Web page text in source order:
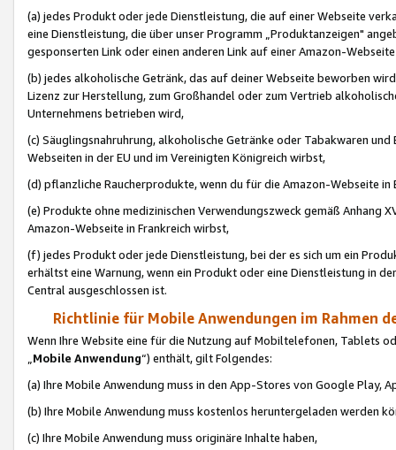
(a) jedes Produkt oder jede Dienstleistung, die auf einer Webseite
eine Dienstleistung, die über unser Programm „Produktanzeigen"
gesponserten Link oder einen anderen Link auf einer Amazon-
(b) jedes alkoholische Getränk, das auf deiner Webseite beworben
Lizenz zur Herstellung, zum Großhandel oder zum Vertrieb
Unternehmens betrieben wird,
(c) Säuglingsnahruhrung, alkoholische Getränke oder Tabakwaren
Webseiten in der EU und im Vereinigten Königreich wirbst,
(d) pflanzliche Raucherprodukte, wenn du für die Amazon-Webseite in
(e) Produkte ohne medizinischen Verwendungszweck gemäß Anhang
Amazon-Webseite in Frankreich wirbst,
(f) jedes Produkt oder jede Dienstleistung, bei der es sich um ein
erhältst eine Warnung, wenn ein Produkt oder eine Dienstleistung in
Central ausgeschlossen ist.
Richtlinie für Mobile Anwendungen im Rahmen
Wenn Ihre Website eine für die Nutzung auf Mobiltelefonen, Tablets
„Mobile Anwendung“) enthält, gilt Folgendes:
(a) Ihre Mobile Anwendung muss in den App-Stores von Google Play,
(b) Ihre Mobile Anwendung muss kostenlos heruntergeladen werden
(c) Ihre Mobile Anwendung muss originäre Inhalte haben,